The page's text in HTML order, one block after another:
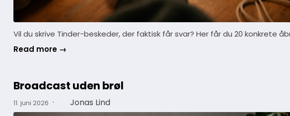
Vil du skrive Tinder-beskeder, der faktisk får svar? Her får du 20 konkrete
Read more →
Broadcast uden brøl
11. juni 2026 · Jonas Lind